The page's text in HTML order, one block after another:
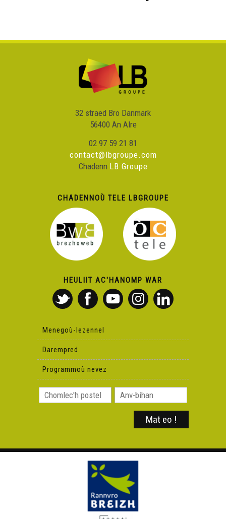
32 straed Bro Danmark
56400 An Alre
02 97 59 21 81
contact@lbgroupe.com
Chadenn LB Groupe
CHADENNOÙ TELE LBGROUPE
HEULIIT AC'HANOMP WAR
Menegoù-lezennel
Darempred
Programmoù nevez